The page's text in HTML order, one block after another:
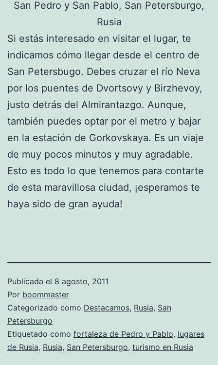
Si estás interesado en visitar el lugar, te
indicamos cómo llegar desde el centro de
San Petersbugo. Debes cruzar el río Neva
por los puentes de Dvortsovy y Birzhevoy,
justo detrás del Almirantazgo. Aunque,
también puedes optar por el metro y bajar
en la estación de Gorkovskaya. Es un viaje
de muy pocos minutos y muy agradable.
Esto es todo lo que tenemos para contarte
de esta maravillosa ciudad, ¡esperamos te
haya sido de gran ayuda!
Publicada el 8 agosto, 2011
Por boommaster
Categorizado como Destacamos, Rusia, San
Petersburgo
Etiquetado como fortaleza de Pedro y Pablo, lugares
de Rusia, Rusia, San Petersburgo, turismo en Rusia